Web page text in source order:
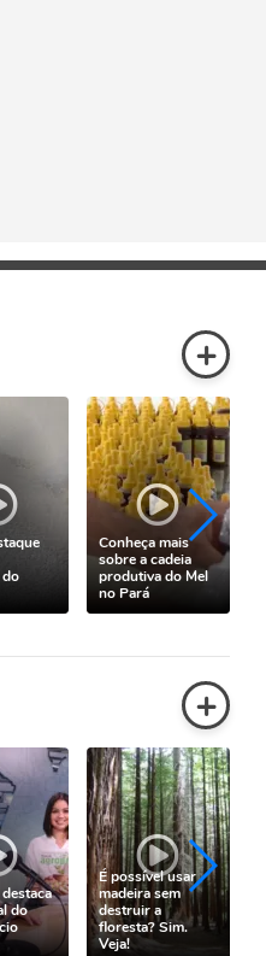
+
Conheça mais
sobre a cadeia
produtiva do Mel
no Pará
+
do
É possível usar
madeira sem
destruir a
floresta? Sim.
Veja!